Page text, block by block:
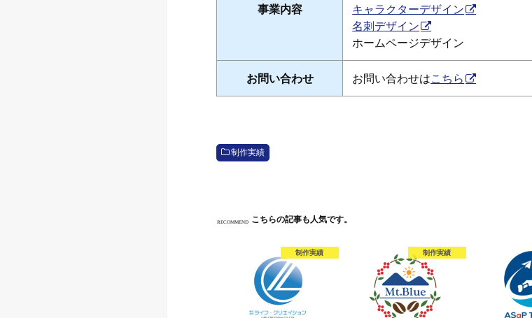
事業内容
キャラクターデザイン
名刺デザイン
ホームページデザイン
お問い合わせ お問い合わせはこちら
制作実績
RECOMMEND こちらの記事も人気です。
制作実績 制作実績